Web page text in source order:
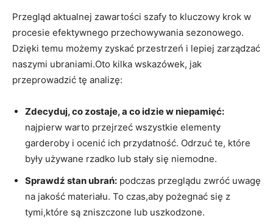
Przegląd aktualnej zawartości szafy to kluczowy krok w
procesie efektywnego przechowywania ​sezonowego.
Dzięki temu możemy zyskać przestrzeń‍ i lepiej zarządzać
naszymi ubraniami.Oto kilka wskazówek, jak⁢
przeprowadzić tę analizę:
Zdecyduj, co zostaje,‍ a co idzie ⁤w⁤ niepamięć:
najpierw warto przejrzeć wszystkie‍ elementy
garderoby i ocenić ich przydatność. ⁢Odrzuć ​te, które
⁣były używane​ rzadko lub stały się niemodne.
Sprawdź stan​ ubrań: podczas‌ przeglądu zwróć uwagę
na jakość ⁣materiału. To czas,aby pożegnać ‌się z
tymi,które są zniszczone lub uszkodzone.